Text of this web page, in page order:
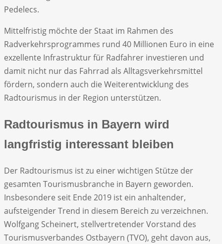
Pedelecs.
Mittelfristig möchte der Staat im Rahmen des
Radverkehrsprogrammes rund 40 Millionen Euro in eine
exzellente Infrastruktur für Radfahrer investieren und
damit nicht nur das Fahrrad als Alltagsverkehrsmittel
fördern, sondern auch die Weiterentwicklung des
Radtourismus in der Region unterstützen.
Radtourismus in Bayern wird
langfristig interessant bleiben
Der Radtourismus ist zu einer wichtigen Stütze der
gesamten Tourismusbranche in Bayern geworden.
Insbesondere seit Ende 2019 ist ein anhaltender,
aufsteigender Trend in diesem Bereich zu verzeichnen.
Wolfgang Scheinert, stellvertretender Vorstand des
Tourismusverbandes Ostbayern (TVO), geht davon aus,